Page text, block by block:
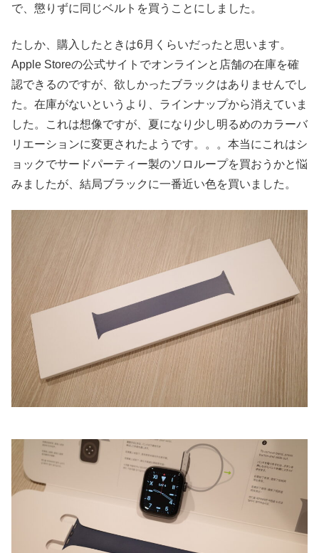
で、懲りずに同じベルトを買うことにしました。
たしか、購入したときは6月くらいだったと思います。
Apple Storeの公式サイトでオンラインと店舗の在庫を確
認できるのですが、欲しかったブラックはありませんでし
た。在庫がないというより、ラインナップから消えていま
した。これは想像ですが、夏になり少し明るめのカラーバ
リエーションに変更されたようです。。。本当にこれはシ
ョックでサードパーティー製のソロループを買おうかと悩
みましたが、結局ブラックに一番近い色を買いました。